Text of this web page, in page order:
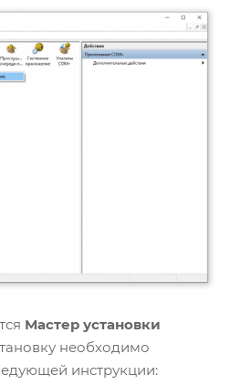
Мастер установки
необходимо
инструкции: